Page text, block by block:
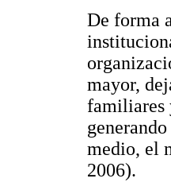
De forma
mayor,
familiares
medio, el
2006).